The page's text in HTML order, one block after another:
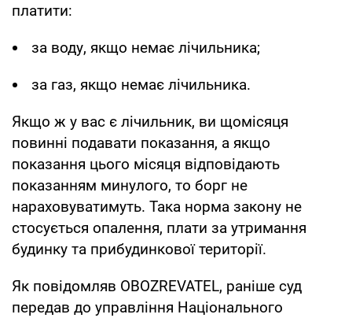
платити:
за воду, якщо немає лічильника;
за газ, якщо немає лічильника.
Якщо ж у вас є лічильник, ви щомісяця
повинні подавати показання, а якщо
показання цього місяця відповідають
показанням минулого, то борг не
нараховуватимуть. Така норма закону не
стосується опалення, плати за утримання
будинку та прибудинкової території.
Як повідомляв OBOZREVATEL, раніше суд
передав до управління Національного